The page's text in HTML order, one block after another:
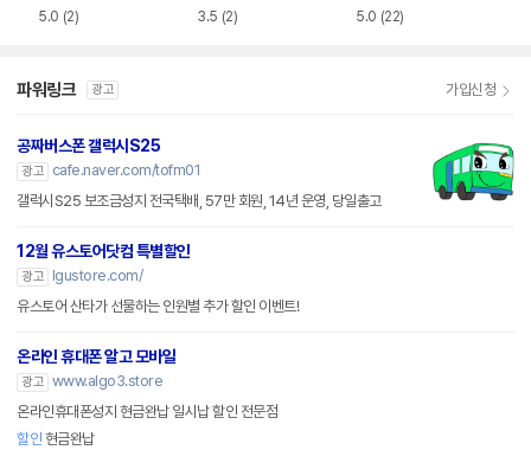
5.0 (2) 3.5 (2) 5.0 (22)
파워링크 광고 가입신청
공짜버스폰 갤럭시S25
광고
cafe.naver.com/tofm01
갤럭시S25 보조금성지 전국택배, 57만 회원, 14년 운영, 당일출고
12월 유스토어닷컴 특별할인
광고
lgustore.com/
유스토어 산타가 선물하는 인원별 추가 할인 이벤트!
온라인 휴대폰 알고 모바일
광고 www.algo3.store
온라인휴대폰성지 현금완납 일시납 할인 전문점
할인 현금완납